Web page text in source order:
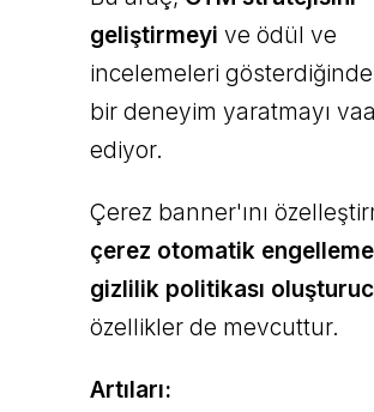
geliştirmeyi ve ödül ve
incelemeleri
bir deneyim yaratmayı
ediyor.
Çerez banner'ını
çerez otomatik engelleme
gizlilik politikası
özellikler de mevcuttur.
Artıları: